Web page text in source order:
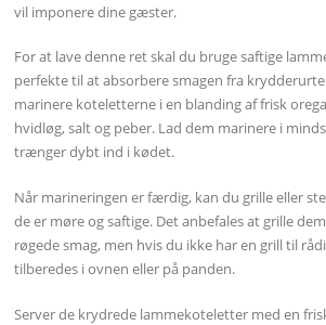
vil imponere dine gæster.
For at lave denne ret skal du bruge saftige
perfekte til at absorbere smagen fra
marinere koteletterne i en blanding af frisk
hvidløg, salt og peber. Lad dem marinere i
trænger dybt ind i kødet.
Når marineringen er færdig, kan du grille eller
de er møre og saftige. Det anbefales at grille
røgede smag, men hvis du ikke har en grill til
tilberedes i ovnen eller på panden.
Server de krydrede lammekoteletter med en